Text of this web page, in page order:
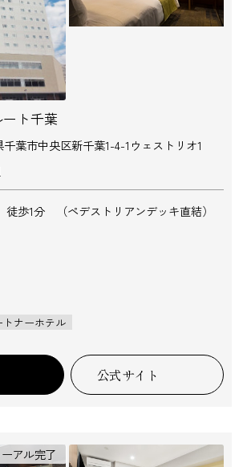
ト千葉
千葉市中央区新千葉1-4-1ウェストリオ1
歩1分 （ペデストリアンデッキ直結）
ナーホテル
公式サイト
ーアル完了